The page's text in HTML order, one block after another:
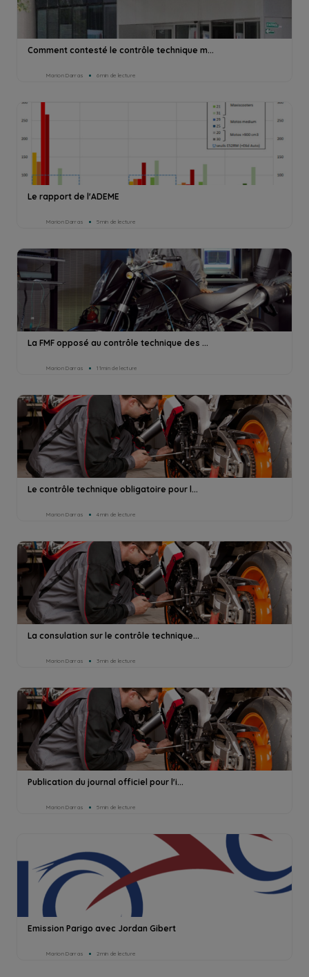
Comment contesté le contrôle technique m...
Marion Darras 6min de lecture
Le rapport de l'ADEME
Marion Darras 5min de lecture
La FMF opposé au contrôle technique des ...
Marion Darras 11min de lecture
Le contrôle technique obligatoire pour l...
Marion Darras 4min de lecture
La consulation sur le contrôle technique...
Marion Darras 3min de lecture
Publication du journal officiel pour l'i...
Marion Darras 5min de lecture
Emission Parigo avec Jordan Gibert
Marion Darras 2min de lecture